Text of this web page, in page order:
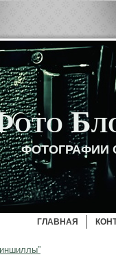
ФОТОГРАФИИ
ГЛАВНАЯ